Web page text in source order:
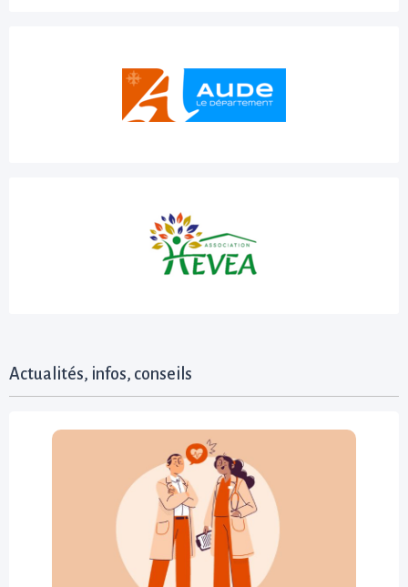
Actualités, infos, conseils